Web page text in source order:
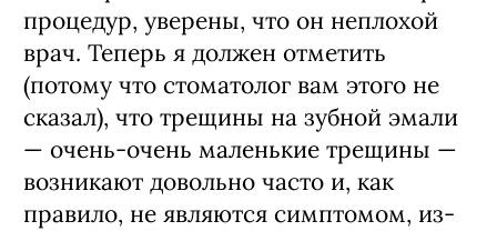
процедур, уверены, что он неплохой
врач. Теперь я должен отметить
(потому что стоматолог вам этого не
сказал), что трещины на зубной эмали
— очень-очень маленькие трещины —
возникают довольно часто и, как
правило, не являются симптомом, из-